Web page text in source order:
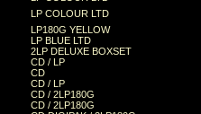
LP COLOUR LTD
LP180G YELLOW
LP BLUE LTD
2LP DELUXE BOXSET
CD / LP
CD
CD / LP
CD / 2LP180G
CD / 2LP180G